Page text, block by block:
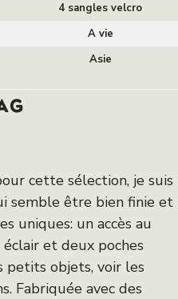
4 sangles velcro
A vie
Asie
cette sélection, je suis
semble être bien finie et
uniques: un accès au
et deux poches
objets, voir les
Fabriquée avec des